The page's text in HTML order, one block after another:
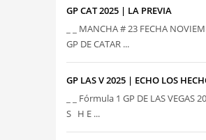
GP CAT 2025 | LA PREVIA
_ _ MANCHA # 23 FECHA
GP DE CATAR ...
GP LAS V 2025 | ECHO LOS
_ _ Fórmula 1 GP DE LAS VEGAS
S H E ...